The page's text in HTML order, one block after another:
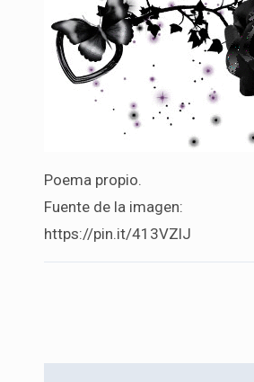
Poema propio.
Fuente de la imagen:
https://pin.it/413VZlJ